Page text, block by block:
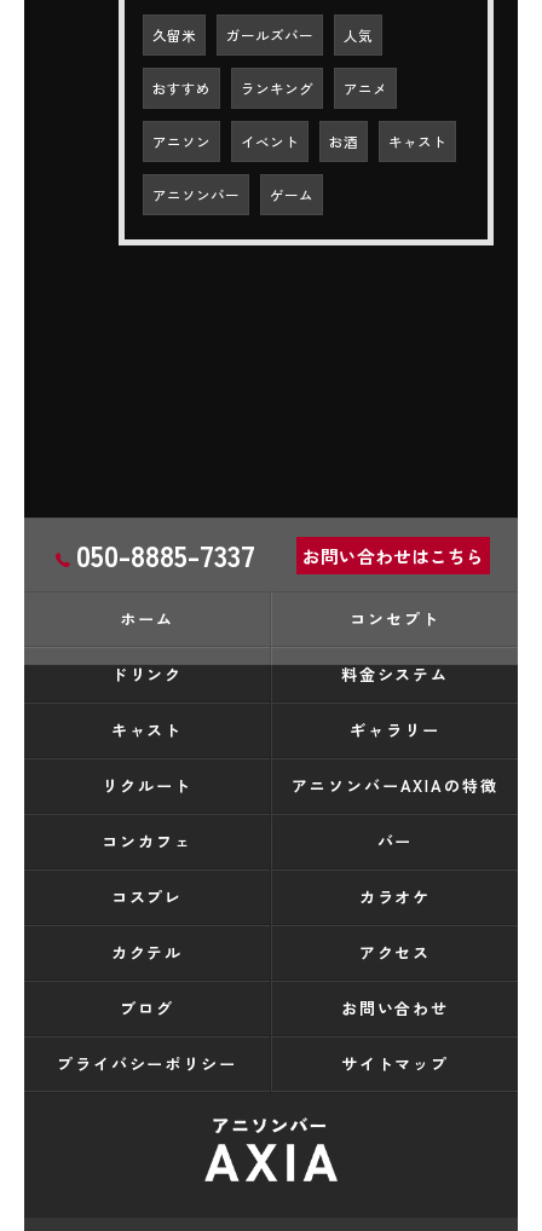
久留米 ガールズバー 人気
おすすめ ランキング アニメ
アニソン イベント お酒 キャスト
アニソンバー ゲーム
050-8885-7337 お問い合わせはこちら
ホーム コンセプト
ドリンク 料金システム
キャスト ギャラリー
リクルート アニソンバーAXIAの特徴
コンカフェ バー
コスプレ カラオケ
カクテル アクセス
ブログ お問い合わせ
プライバシーポリシー サイトマップ